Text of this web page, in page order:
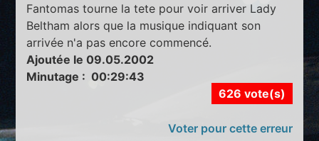
Fantomas tourne la tete pour voir arriver Lady
Beltham alors que la musique indiquant son
arrivée n'a pas encore commencé.
Ajoutée le 09.05.2002
Minutage : 00:29:43
626 vote(s)
Voter pour cette erreur